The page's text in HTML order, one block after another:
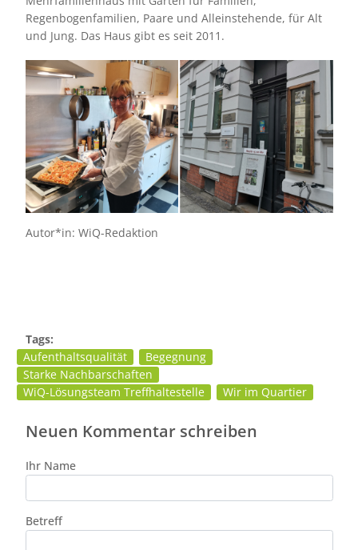
Regenbogenfamilien, Paare und Alleinstehende, für Alt
und Jung. Das Haus gibt es seit 2011.
Bild
Autor*in: WiQ-Redaktion
Tags:
Aufenthaltsqualität
Begegnung
Starke Nachbarschaften
WiQ-Lösungsteam Treffhaltestelle
Wir im Quartier
Neuen Kommentar schreiben
Ihr Name
Betreff